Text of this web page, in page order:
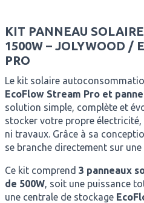
KIT PANNEAU
1500W – JOLYWOOD /
PRO
Le kit solaire
EcoFlow Stream Pro et
solution simple, complète et
stocker votre propre
ni travaux. Grâce à sa
se branche directement sur
Ce kit comprend 3 panneaux
de 500W, soit une puissance
une centrale de stockage